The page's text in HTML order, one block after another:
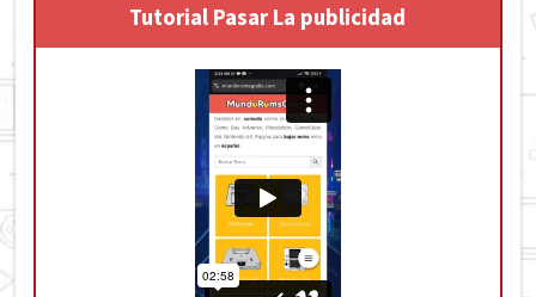
Tutorial Pasar La publicidad